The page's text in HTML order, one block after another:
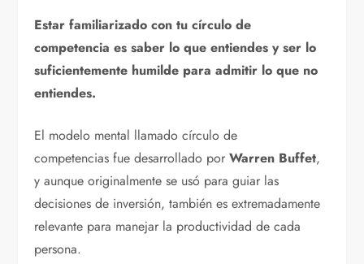
Estar familiarizado con tu círculo de
competencia es saber lo que entiendes y ser lo
suficientemente humilde para admitir lo que no
entiendes.
El modelo mental llamado círculo de
competencias fue desarrollado porWarren Buffet,
y aunque originalmente se usó para guiar las
decisiones de inversión, también es extremadamente
relevante para manejar la productividad de cada
persona.